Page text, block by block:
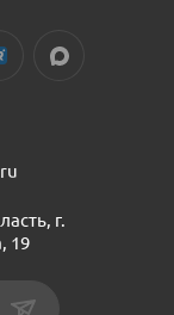
г.
19